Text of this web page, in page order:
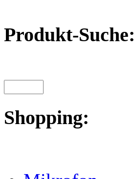
Produkt-Suche:
Shopping: